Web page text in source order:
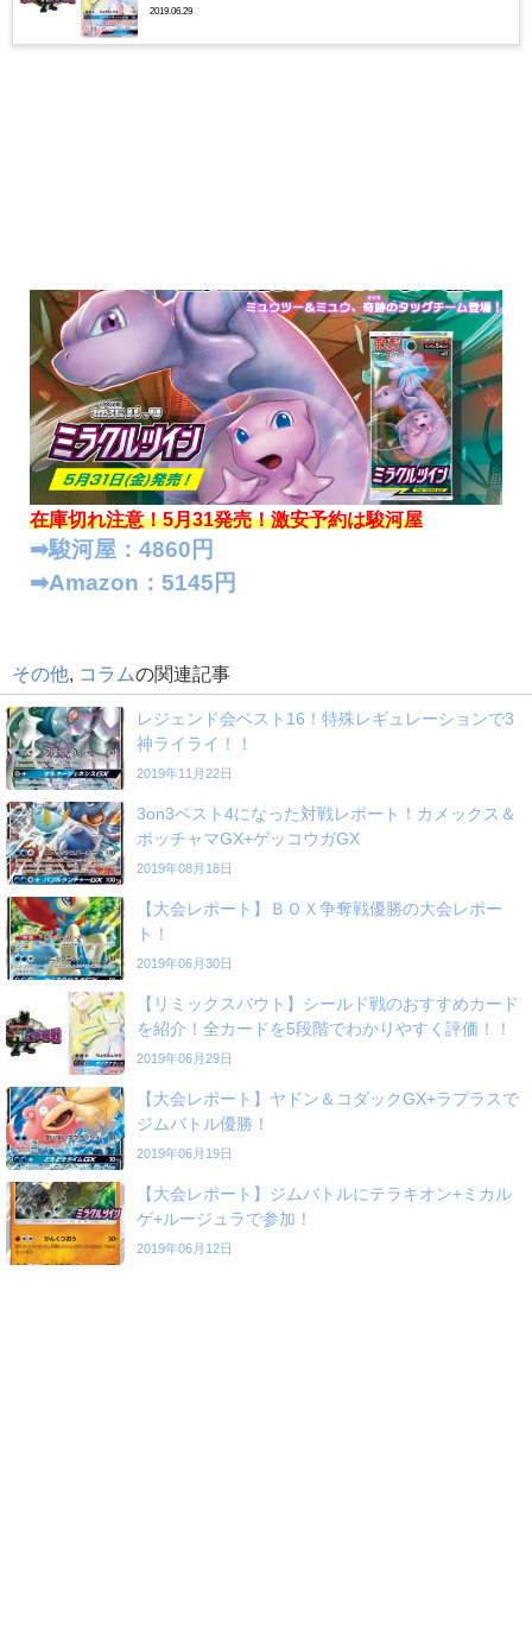
2019.06.29
在庫切れ注意！5月31発売！激安予約は駿河屋
➡︎駿河屋：4860円
➡︎Amazon：5145円
その他 コラムの関連記事
レジェンド会ベスト16！特殊レギュレーションで3
神ライライ！！
2019年11月22日
3on3ベスト4になった対戦レポート！カメックス＆
ポッチャマGX+ゲッコウガGX
2019年08月18日
【大会レポート】ＢＯＸ争奪戦優勝の大会レポー
ト！
2019年06月30日
【リミックスバウト】シールド戦のおすすめカード
を紹介！全カードを5段階でわかりやすく評価！！
2019年06月29日
【大会レポート】ヤドン＆コダックGX+ラプラスで
ジムバトル優勝！
2019年06月19日
【大会レポート】ジムバトルにテラキオン+ミカル
ゲ+ルージュラで参加！
2019年06月12日